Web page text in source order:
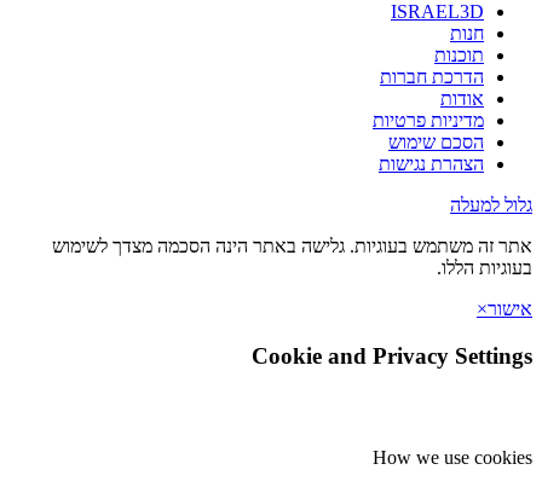
ISRAEL3D
חנות
תוכנות
הדרכת חברות
אודות
מדיניות פרטיות
הסכם שימוש
הצהרת נגישות
גלול למעלה
אתר זה משתמש בעוגיות. גלישה באתר הינה הסכמה מצדך לשימוש
בעוגיות הללו.
אישור×
Cookie and Privacy Settings
How we use cookies